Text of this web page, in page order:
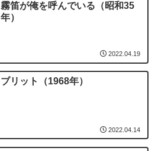
霧笛が俺を呼んでいる（昭和35
年）
2022.04.19
ブリット（1968年）
2022.04.14